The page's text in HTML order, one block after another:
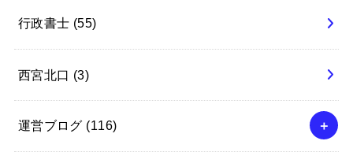
行政書士 (55)
西宮北口 (3)
運営ブログ (116)